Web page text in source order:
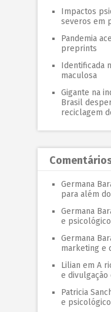
Impactos
severos em
Pandemia
preprints
Identificada
maculosa
Gigante na
Brasil
reciclagem
Germana
para além
Germana
e
Germana
marketing e
Lilian em A
e divulgação
Patricia
e